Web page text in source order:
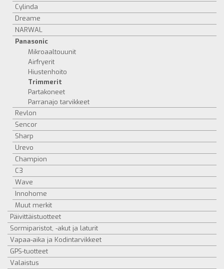
Cylinda
Dreame
NARWAL
Panasonic
Mikroaaltouunit
Airfryerit
Hiustenhoito
Trimmerit
Partakoneet
Parranajo tarvikkeet
Revlon
Sencor
Sharp
Urevo
Champion
C3
Wave
Innohome
Muut merkit
Päivittäistuotteet
Sormiparistot, -akut ja laturit
Vapaa-aika ja Kodintarvikkeet
GPS-tuotteet
Valaistus